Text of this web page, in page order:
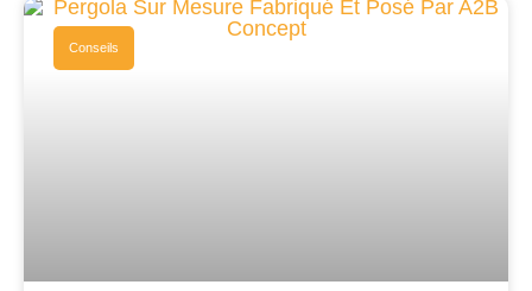
Conseils